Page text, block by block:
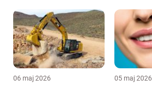
06 maj 2026 05 maj 2026